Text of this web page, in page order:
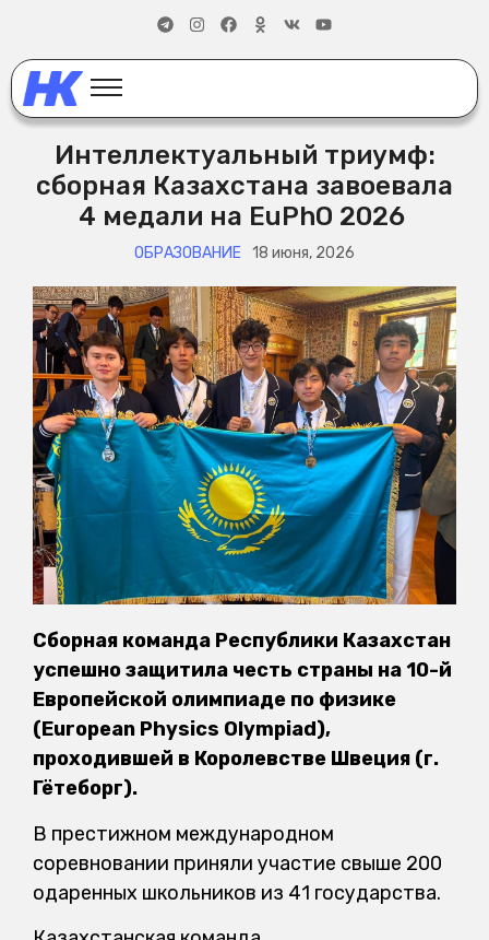
Интеллектуальный триумф:
сборная Казахстана завоевала
4 медали на EuPhO 2026
ОБРАЗОВАНИЕ 18 июня, 2026
Сборная команда Республики Казахстан
успешно защитила честь страны на 10-й
Европейской олимпиаде по физике
(European Physics Olympiad),
проходившей в Королевстве Швеция (г.
Гётеборг).
В престижном международном
соревновании приняли участие свыше 200
одаренных школьников из 41 государства.